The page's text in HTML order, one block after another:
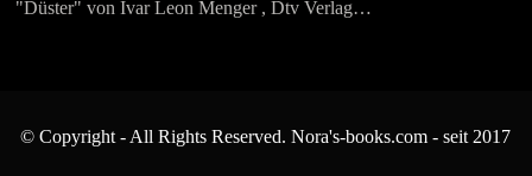
"Düster" von Ivar Leon Menger , Dtv Verlag…
© Copyright - All Rights Reserved. Nora's-books.com - seit 2017